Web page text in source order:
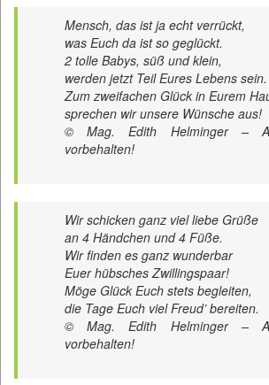
Mensch, das ist ja echt verrückt,
was Euch da ist so geglückt.
2 tolle Babys, süß und klein,
werden jetzt Teil Eures Lebens sein.
Zum zweifachen Glück in Eurem
sprechen wir unsere Wünsche aus!
© Mag. Edith Helminger –
vorbehalten!
Wir schicken ganz viel liebe Grüße
an 4 Händchen und 4 Füße.
Wir finden es ganz wunderbar
Euer hübsches Zwillingspaar!
Möge Glück Euch stets begleiten,
die Tage Euch viel Freud’ bereiten.
© Mag. Edith Helminger –
vorbehalten!